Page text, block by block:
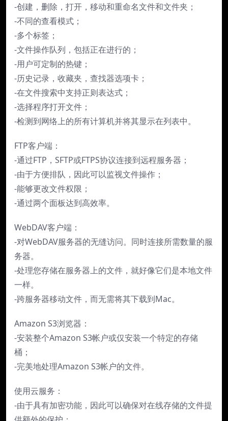
-创建，删除，打开，移动和重命名文件和文件夹；
-不同的查看模式；
-多个标签；
-文件操作队列，包括正在进行的；
-用户可定制的热键；
-历史记录，收藏夹，查找器选项卡；
-在文件搜索中支持正则表达式；
-选择程序打开文件；
-检测到网络上的所有计算机并将其显示在列表中。
FTP客户端：
-通过FTP，SFTP或FTPS协议连接到远程服务器；
-由于方便排队，因此可以监视文件操作；
-能够更改文件权限；
-通过两个面板达到高效率。
WebDAV客户端：
-对WebDAV服务器的无缝访问。同时连接所需数量的服
务器。
-处理您存储在服务器上的文件，就好像它们是本地文件
一样。
-跨服务器移动文件，而无需将其下载到Mac。
Amazon S3浏览器：
-安装整个Amazon S3帐户或仅安装一个特定的存储
桶；
-完美地处理Amazon S3帐户的文件。
使用云服务：
-由于具有加密功能，因此可以确保对在线存储的文件提